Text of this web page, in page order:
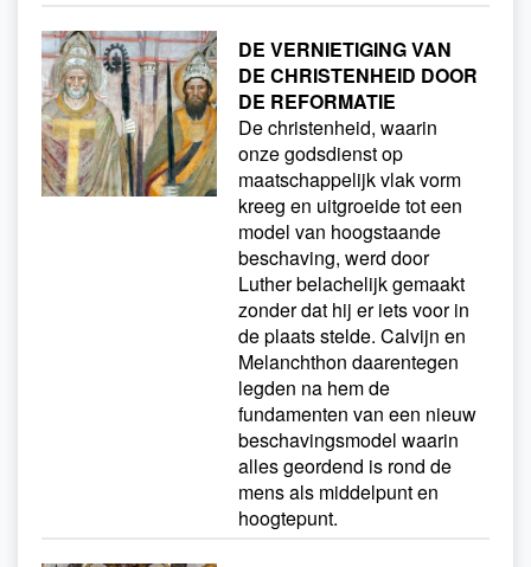
DE VERNIETIGING VAN
DE CHRISTENHEID DOOR
DE REFORMATIE
De christenheid, waarin
onze godsdienst op
maatschappelijk vlak vorm
kreeg en uitgroeide tot een
model van hoogstaande
beschaving, werd door
Luther belachelijk gemaakt
zonder dat hij er iets voor in
de plaats stelde. Calvijn en
Melanchthon daarentegen
legden na hem de
fundamenten van een nieuw
beschavingsmodel waarin
alles geordend is rond de
mens als middelpunt en
hoogtepunt.